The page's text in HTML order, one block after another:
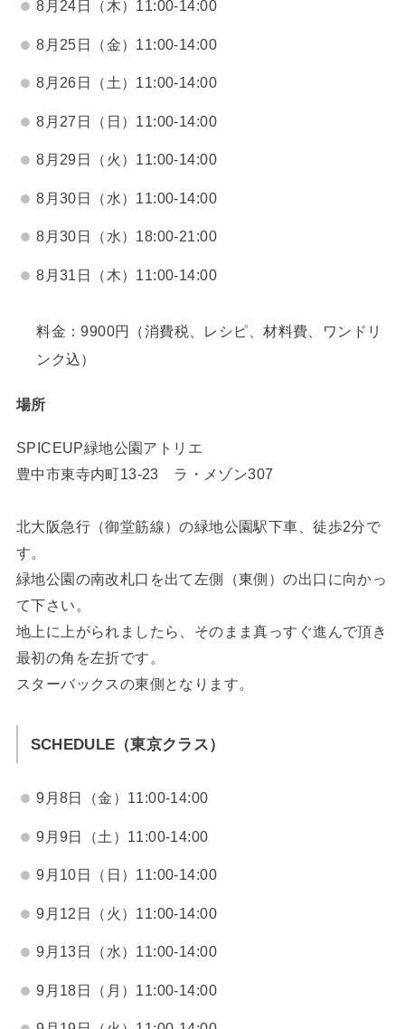
8月24日（木）11:00-14:00
8月25日（金）11:00-14:00
8月26日（土）11:00-14:00
8月27日（日）11:00-14:00
8月29日（火）11:00-14:00
8月30日（水）11:00-14:00
8月30日（水）18:00-21:00
8月31日（木）11:00-14:00
料金：9900円（消費税、レシピ、材料費、ワンドリ
ンク込）
場所
SPICEUP緑地公園アトリエ
豊中市東寺内町13-23 ラ・メゾン307
北大阪急行（御堂筋線）の緑地公園駅下車、徒歩2分で
す。
緑地公園の南改札口を出て左側（東側）の出口に向かっ
て下さい。
地上に上がられましたら、そのまま真っすぐ進んで頂き
最初の角を左折です。
スターバックスの東側となります。
SCHEDULE（東京クラス）
9月8日（金）11:00-14:00
9月9日（土）11:00-14:00
9月10日（日）11:00-14:00
9月12日（火）11:00-14:00
9月13日（水）11:00-14:00
9月18日（月）11:00-14:00